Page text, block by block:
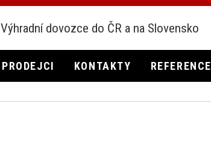
Výhradní dovozce do ČR a na Slovensko
PRODEJCI KONTAKTY REFERENCE